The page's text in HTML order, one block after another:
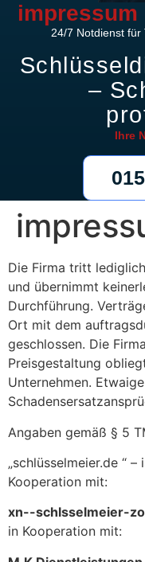
impressum
24/7 Notdienst für
–
Ihre
Die Firma tritt
und übernimmt
Durchführung.
Ort mit dem
geschlossen. Die
Preisgestaltung
Unternehmen.
Angaben gemäß § 5
„schlüsselmeier.de “
Kooperation mit:
xn--schlsselmeier-
in Kooperation mit: